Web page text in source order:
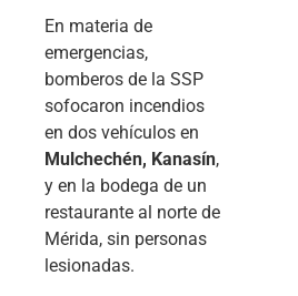
En materia de
emergencias,
bomberos de la SSP
sofocaron incendios
en dos vehículos en
Mulchechén, Kanasín,
y en la bodega de un
restaurante al norte de
Mérida, sin personas
lesionadas.